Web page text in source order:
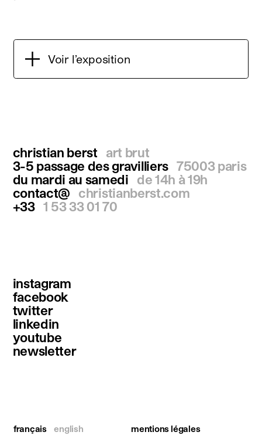
Voir l’exposition
christian berst
art brut
3-5 passage des gravilliers 75003 paris
du mardi au samedi
de 14h à 19h
contact@
christianberst.com
+33 1 53 33 01 70
instagram
facebook
twitter
linkedin
youtube
newsletter
français english mentions légales